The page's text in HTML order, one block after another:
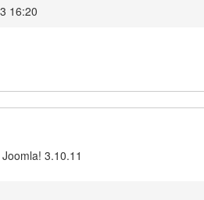
16:20
3.10.11